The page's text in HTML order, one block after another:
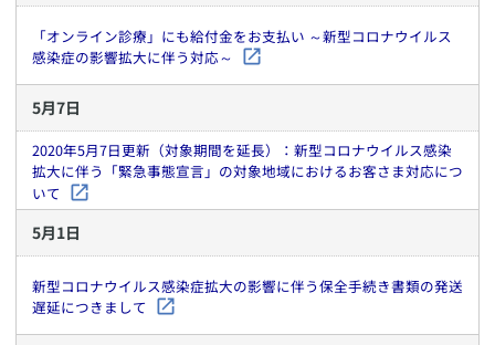
「オンライン診療」にも給付金をお支払い ～新型コロナウイルス
感染症の影響拡大に伴う対応～
5月7日
2020年5月7日更新（対象期間を延長）：新型コロナウイルス感染
拡大に伴う「緊急事態宣言」の対象地域におけるお客さま対応につ
いて
5月1日
新型コロナウイルス感染症拡大の影響に伴う保全手続き書類の発送
遅延につきまして